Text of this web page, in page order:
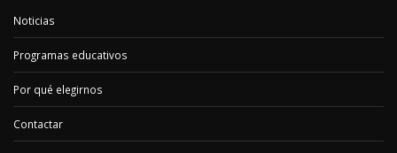
Noticias
Programas educativos
Por qué elegirnos
Contactar